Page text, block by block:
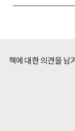
책에 대한 의견을 남